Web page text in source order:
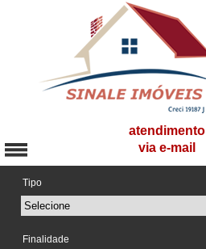
atendimento
via e-mail
Tipo
Finalidade